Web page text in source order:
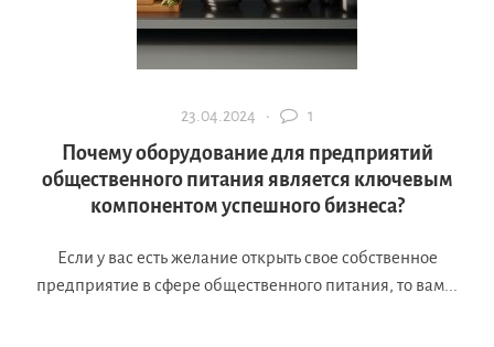
23.04.2024 · 1
Почему оборудование для предприятий
общественного питания является ключевым
компонентом успешного бизнеса?
Если у вас есть желание открыть свое собственное
предприятие в сфере общественного питания, то вам...